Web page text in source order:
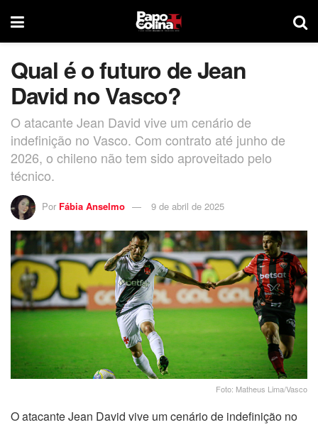
Qual é o futuro de Jean
David no Vasco?
O atacante Jean David vive um cenário de
indefinição no Vasco. Com contrato até junho de
2026, o chileno não tem sido aproveitado pelo
técnico.
Por Fábia Anselmo 9 de abril de 2025
Foto: Matheus Lima/Vasco
O atacante Jean David vive um cenário de indefinição no